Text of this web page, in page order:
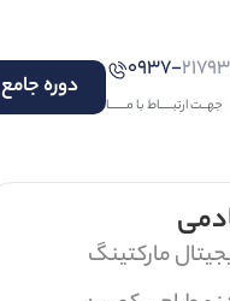
۰۹۳۷-
جهــت ارتبـــــاط با مـــــــا
دوره جامع
مارکتینگ